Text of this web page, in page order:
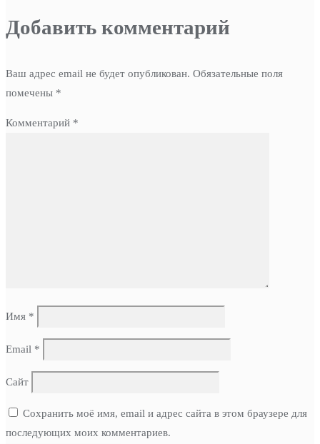
Добавить комментарий
Ваш адрес email не будет опубликован. Обязательные поля
помечены *
Комментарий *
Имя *
Email *
Сайт
Сохранить моё имя, email и адрес сайта в этом браузере для
последующих моих комментариев.